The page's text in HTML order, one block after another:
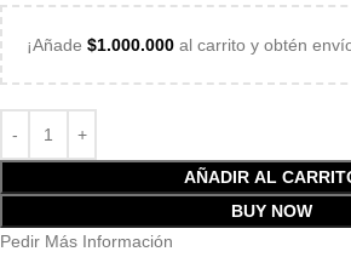
¡Añade $1.000.000 al carrito y obtén
AÑADIR AL
BUY NOW
Pedir Más Información